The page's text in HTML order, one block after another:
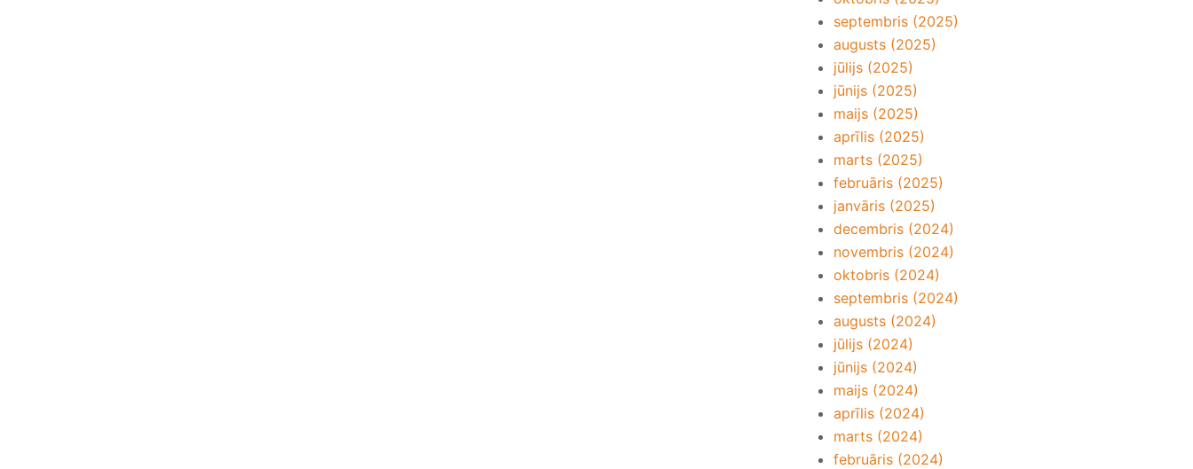
septembris (2025)
augusts (2025)
jūlijs (2025)
jūnijs (2025)
maijs (2025)
aprīlis (2025)
marts (2025)
februāris (2025)
janvāris (2025)
decembris (2024)
novembris (2024)
oktobris (2024)
septembris (2024)
augusts (2024)
jūlijs (2024)
jūnijs (2024)
maijs (2024)
aprīlis (2024)
marts (2024)
februāris (2024)